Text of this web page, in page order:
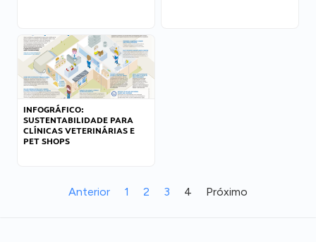
INFOGRÁFICO:
SUSTENTABILIDADE PARA
CLÍNICAS VETERINÁRIAS E
PET SHOPS
Anterior 1 2 3 4 Próximo